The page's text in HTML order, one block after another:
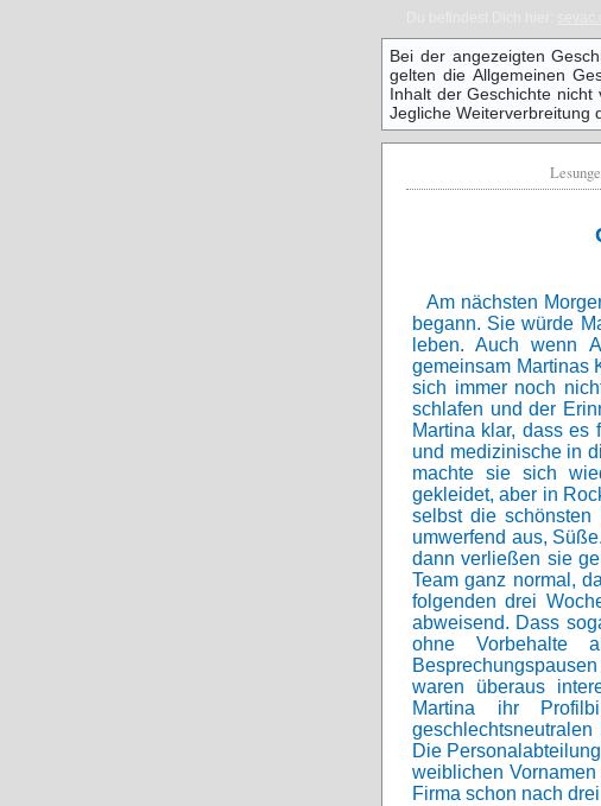
Bei der angezeigten
gelten die Allgemeinen
Inhalt der Geschichte nicht
Jegliche Weiterverbreitung
Am nächsten
begann. Sie würde
leben. Auch wenn
gemeinsam Martinas
sich immer noch
schlafen und der
Martina klar, dass
und medizinische in
machte sie sich
gekleidet, aber in
selbst die
umwerfend aus,
dann verließen sie
Team ganz normal,
folgenden drei
abweisend. Dass
ohne Vorbehalte
waren überaus
Martina ihr
Die
weiblichen
Firma schon nach